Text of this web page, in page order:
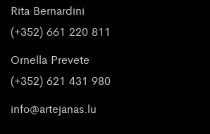
Rita Bernardini
(+352) 661 220 811
Ornella Prevete
(+352) 621 431 980
info@artejanas.lu